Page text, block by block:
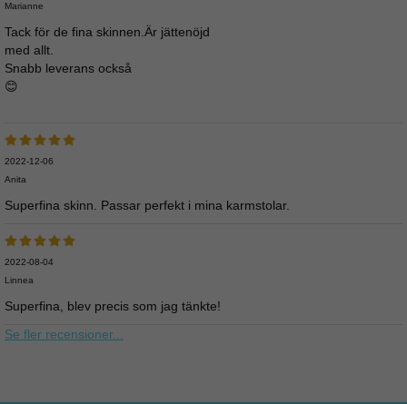
Marianne
Tack för de fina skinnen.Är jättenöjd
med allt.
Snabb leverans också
😊
2022-12-06
Anita
Superfina skinn. Passar perfekt i mina karmstolar.
2022-08-04
Linnea
Superfina, blev precis som jag tänkte!
Se fler recensioner...